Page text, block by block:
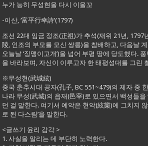
누가 능히 무성현을 다시 이을꼬
-이산, ‘富平行幸詩’(1797)
조선 22대 임금 정조(正祖)가 추석(재위 21년, 1797
陵, 인조의 부모를 모신 쌍릉)을 참배하고, 다음날
오늘날 ‘징맹이고개’)을 넘어 부평 땅에 당도했다.
을 바라보며, 자신이 이루고자 한 태평성대를 그린
※무성현(武城絃)
중국 춘추시대 공자(孔子, BC 551~479)의 제자 중
나라 무성(武城)의 읍재(邑宰)로 있으면서 백성들을
던 걸 말한다. 여기서 예악은 현악(絃樂)에 그치지
로 된 다스림’을 말한다.
<글쓰기 윤리 감각 >
1. 사실을 알리는 데 부단히 노력한다.